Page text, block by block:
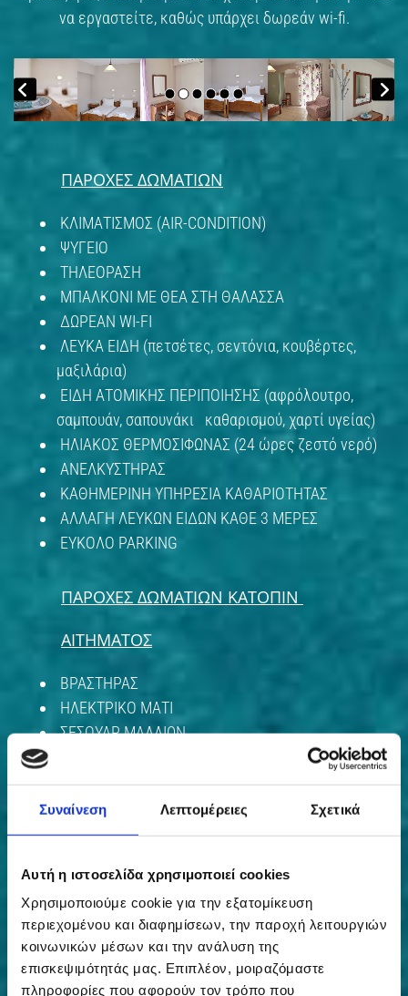
Συναίνεση Λεπτομέρειες Σχετικά
Αυτή η ιστοσελίδα χρησιμοποιεί cookies
Χρησιμοποιούμε cookie για την εξατομίκευση
περιεχομένου και διαφημίσεων, την παροχή λειτουργιών
κοινωνικών μέσων και την ανάλυση της
επισκεψιμότητάς μας. Επιπλέον, μοιραζόμαστε
πληροφορίες που αφορούν τον τρόπο που
να εργαστείτε, καθώς υπάρχει δωρεάν wi-fi.
ΠΑΡΟΧΕΣ ΔΩΜΑΤΙΩΝ
ΚΛΙΜΑΤΙΣΜΟΣ (AIR-CONDITION)
ΨΥΓΕΙΟ
ΤΗΛΕΟΡΑΣΗ
ΜΠΑΛΚΟΝΙ ΜΕ ΘΕΑ ΣΤΗ ΘΑΛΑΣΣΑ
ΔΩΡΕΑΝ WI-FI
ΛΕΥΚΑ ΕΙΔΗ (πετσέτες, σεντόνια, κουβέρτες,
μαξιλάρια)
ΕΙΔΗ ΑΤΟΜΙΚΗΣ ΠΕΡΙΠΟΙΗΣΗΣ (αφρόλουτρο,
σαμπουάν, σαπουνάκι καθαρισμού, χαρτί υγείας)
ΗΛΙΑΚΟΣ ΘΕΡΜΟΣΙΦΩΝΑΣ (24 ώρες ζεστό νερό)
ΑΝΕΛΚΥΣΤΗΡΑΣ
ΚΑΘΗΜΕΡΙΝΗ ΥΠΗΡΕΣΙΑ ΚΑΘΑΡΙΟΤΗΤΑΣ
ΑΛΛΑΓΗ ΛΕΥΚΩΝ ΕΙΔΩΝ ΚΑΘΕ 3 ΜΕΡΕΣ
ΕΥΚΟΛΟ PARKING
ΠΑΡΟΧΕΣ ΔΩΜΑΤΙΩΝ ΚΑΤΟΠΙΝ
ΑΙΤΗΜΑΤΟΣ
ΒΡΑΣΤΗΡΑΣ
ΗΛΕΚΤΡΙΚΟ ΜΑΤΙ
ΣΕΣΟΥΑΡ ΜΑΛΛΙΩΝ
ΠΑΡΚΟΚΡΕΒΑΤΟ (ΕΞΤΡΑ ΧΡΕΩΣΗ)
ROOMS, μπορείτε να επισκεφθείτε
πολλούς φημισμένους προορισμούς της Μεσσηνίας, σε
κοντινές αποστάσεις με το αυτοκίνητο.
Έτσι θα γνωρίσετε, εκτός από τις ομορφιές της
Καλαμάτας, κάποιες περιοχές-θέλγητρα της